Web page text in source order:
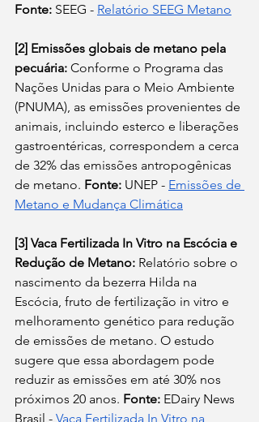
Fonte: SEEG - Relatório SEEG Metano
[2] Emissões globais de metano pela
pecuária: Conforme o Programa das
Nações Unidas para o Meio Ambiente
(PNUMA), as emissões provenientes de
animais, incluindo esterco e liberações
gastroentéricas, correspondem a cerca
de 32% das emissões antropogênicas
de metano. Fonte: UNEP - Emissões de
Metano e Mudança Climática
[3] Vaca Fertilizada In Vitro na Escócia e
Redução de Metano: Relatório sobre o
nascimento da bezerra Hilda na
Escócia, fruto de fertilização in vitro e
melhoramento genético para redução
de emissões de metano. O estudo
sugere que essa abordagem pode
reduzir as emissões em até 30% nos
próximos 20 anos. Fonte: EDairy News
Brasil - Vaca Fertilizada In Vitro na